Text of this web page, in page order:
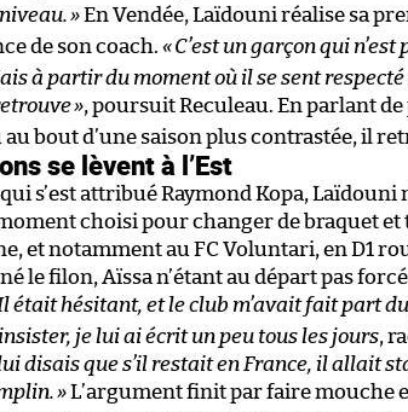
»En Vendée, Laïdouni réalise sa
de son coach. «C’est un garçon qui
à partir du moment où il se sent
», poursuit Reculeau. En parlant
au bout d’une saison plus contrastée, il
se lèvent à l’Est
s’est attribué Raymond Kopa, Laïdouni
choisi pour changer de braquet et
et notamment au FC Voluntari, en D1
le filon, Aïssa n’étant au départ pas
était hésitant, et le club m’avait fait part
je lui ai écrit un peu tous les jours,
disais que s’il restait en France, il allait
»L’argument finit par faire mouche